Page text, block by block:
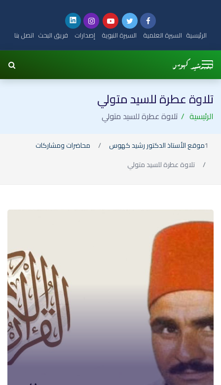
الرئيسية السيرة العلمية السيرة النبوية إصدارات فريق البحث اتصل بنا
تلاوة عطرة للسيد متولي
الرئيسية تلاوة عطرة للسيد متولي
موقع الأستاذ الدكتور رشيد كهوس
محاضرات ومشاركات
تلاوة عطرة للسيد متولي